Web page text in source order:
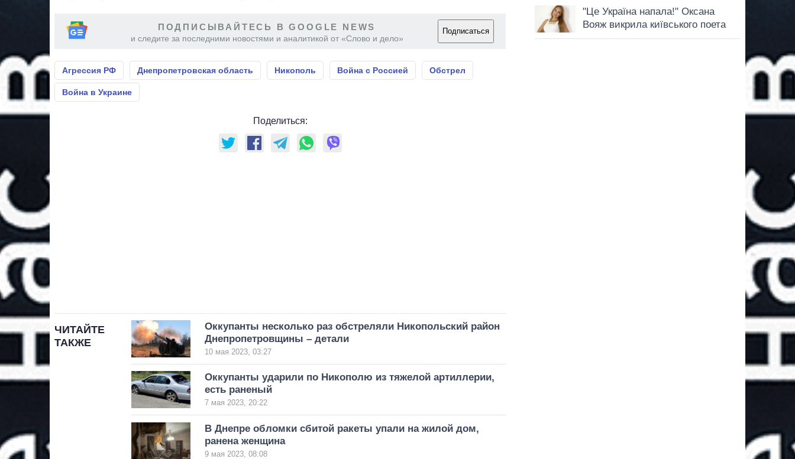
ПОДПИСЫВАЙТЕСЬ В GOOGLE NEWS
и следите за последними новостями и аналитикой от «Слово и дело»
Подписаться
Агрессия РФ Днепропетровская область Никополь Война с Россией Обстрел
Война в Украине
Поделиться:
ЧИТАЙТЕ
ТАКЖЕ
Оккупанты несколько раз обстреляли Никопольский район
Днепропетровщины – детали
10 мая 2023, 03:27
Оккупанты ударили по Никополю из тяжелой артиллерии,
есть раненый
7 мая 2023, 20:22
В Днепре обломки сбитой ракеты упали на жилой дом,
ранена женщина
9 мая 2023, 08:08